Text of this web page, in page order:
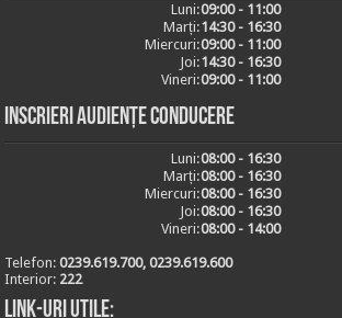
Luni:09:00 - 11:00
Marți:14:30 - 16:30
Miercuri:09:00 - 11:00
Joi:14:30 - 16:30
Vineri:09:00 - 11:00
Inscrieri audiențe conducere
Luni:08:00 - 16:30
Marți:08:00 - 16:30
Miercuri:08:00 - 16:30
Joi:08:00 - 16:30
Vineri:08:00 - 14:00
Telefon:0239.619.700, 0239.619.600
Interior: 222
Link-uri utile: